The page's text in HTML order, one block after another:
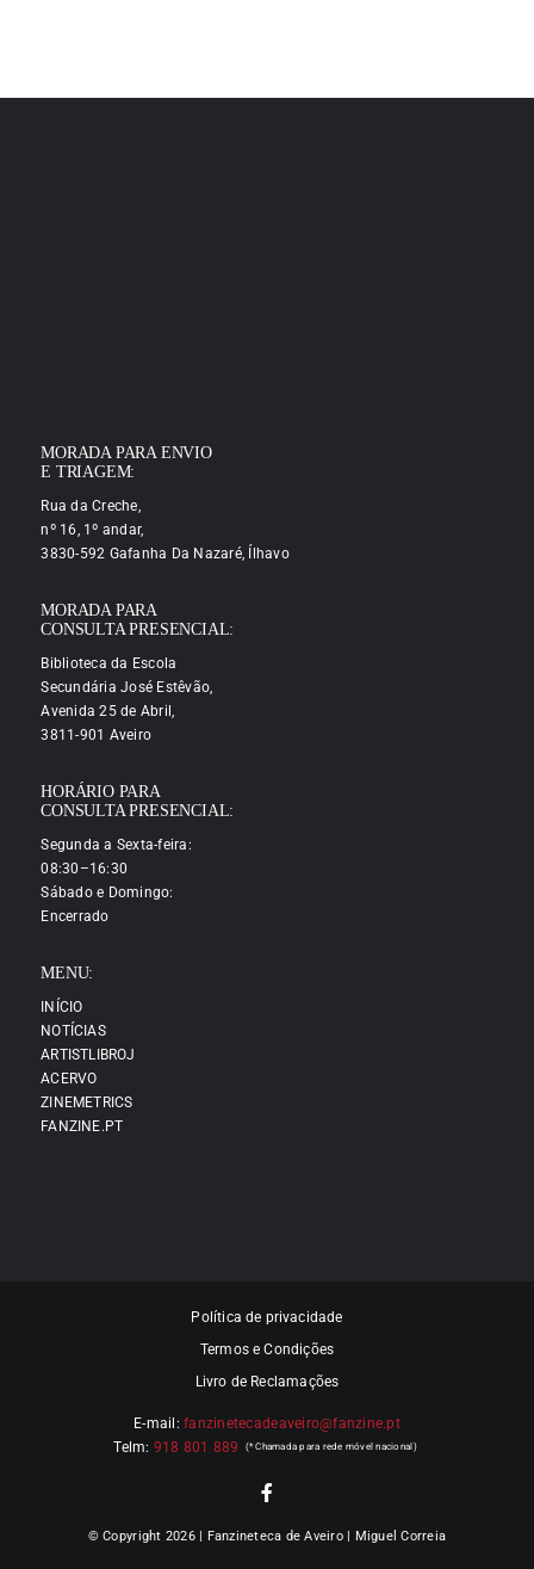
MORADA PARA ENVIO
E TRIAGEM:
Rua da Creche,
nº 16, 1º andar,
3830-592 Gafanha Da Nazaré, Ílhavo
MORADA PARA
CONSULTA PRESENCIAL:
Biblioteca da Escola
Secundária José Estêvão,
Avenida 25 de Abril,
3811-901 Aveiro
HORÁRIO PARA
CONSULTA PRESENCIAL:
Segunda a Sexta-feira:
08:30–16:30
Sábado e Domingo:
Encerrado
MENU:
INÍCIO
NOTÍCIAS
ARTISTLIBROJ
ACERVO
ZINEMETRICS
FANZINE.PT
Política de privacidade
Termos e Condições
Livro de Reclamações
E-mail:fanzinetecadeaveiro@fanzine.pt
Telm: 918 801 889
© Copyright 2026 | Fanzineteca de Aveiro | Miguel Correia